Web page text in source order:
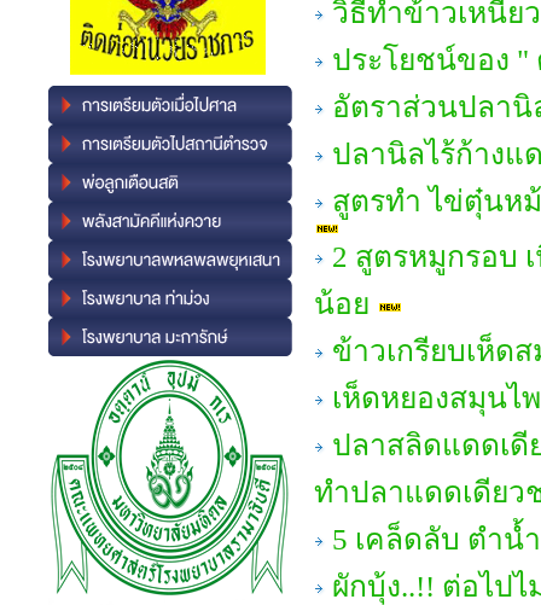
วิธีทำข้าวเหนีย
ประโยชน์ของ "
อัตราส่วนปลา
ปลานิลไร้ก้างแ
สูตรทำ ไข่ตุ๋นห
2 สูตรหมูกรอบ
น้อย
ข้าวเกรียบเห็ด
เห็ดหยองสมุนไ
ปลาสลิดแดดเดี
ทำปลาแดดเดียว
5 เคล็ดลับ ตำน้
ผักบุ้ง..!! ต่อไป